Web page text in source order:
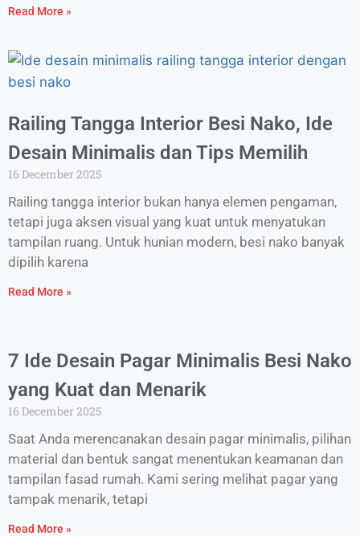
Read More »
Railing Tangga Interior Besi Nako, Ide
Desain Minimalis dan Tips Memilih
16 December 2025
Railing tangga interior bukan hanya elemen pengaman,
tetapi juga aksen visual yang kuat untuk menyatukan
tampilan ruang. Untuk hunian modern, besi nako banyak
dipilih karena
Read More »
7 Ide Desain Pagar Minimalis Besi Nako
yang Kuat dan Menarik
16 December 2025
Saat Anda merencanakan desain pagar minimalis, pilihan
material dan bentuk sangat menentukan keamanan dan
tampilan fasad rumah. Kami sering melihat pagar yang
tampak menarik, tetapi
Read More »